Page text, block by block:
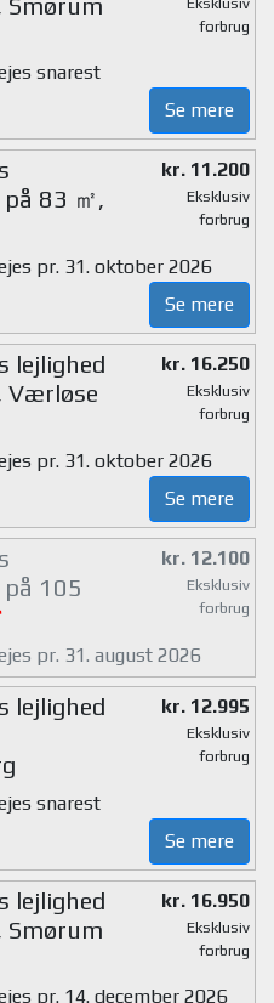
forbrug
snarest
Se mere
83 ㎡,
kr. 11.200
Eksklusiv
forbrug
pr. 31. oktober 2026
Se mere
lejlighed
Værløse
kr. 16.250
Eksklusiv
forbrug
pr. 31. oktober 2026
Se mere
105
kr. 12.100
Eksklusiv
forbrug
pr. 31. august 2026
lejlighed
kr. 12.995
Eksklusiv
forbrug
snarest
Se mere
lejlighed
Smørum
kr. 16.950
Eksklusiv
forbrug
pr. 14. december 2026